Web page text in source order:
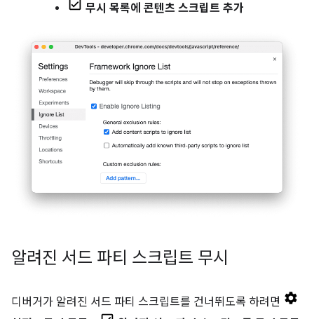
무시 목록에 콘텐츠 스크립트 추가
알려진 서드 파티 스크립트 무시
디버거가 알려진 서드 파티 스크립트를 건너뛰도록 하려면